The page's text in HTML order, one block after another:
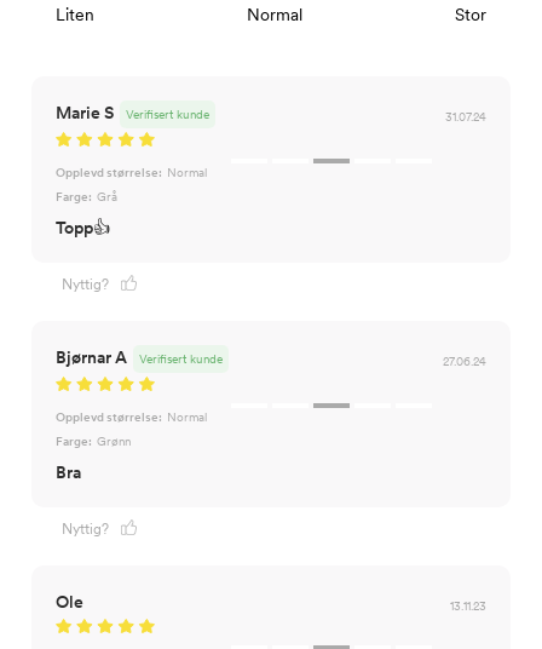
Liten Normal Stor
Marie S 31.07.24
Verifisert kunde
Opplevd størrelse: Normal
Farge: Grå
Topp👍
Nyttig?
Bjørnar A 27.06.24
Verifisert kunde
Opplevd størrelse: Normal
Farge: Grønn
Bra
Nyttig?
Ole 13.11.23